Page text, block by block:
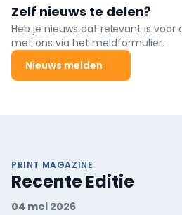
Zelf nieuws te delen?
Heb je nieuws dat relevant is voor
met ons via het meldformulier.
Nieuws melden
PRINT MAGAZINE
Recente Editie
04 mei 2026